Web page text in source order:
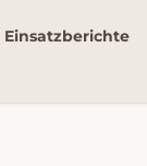
Einsatzberichte